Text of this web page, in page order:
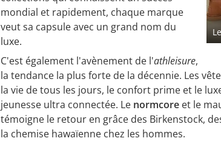
mondial et rapidement, chaque marque
veut sa capsule avec un grand nom du
luxe.
C'est également l'avènement de l'athleisure,
la tendance la plus forte de la décennie. Les
la vie de tous les jours, le confort prime et le
jeunesse ultra connectée. Le normcore et le
témoigne le retour en grâce des Birkenstock,
la chemise hawaïenne chez les hommes.